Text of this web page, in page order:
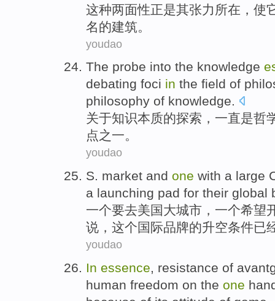
这种两面性正是其张力所在， 使
名的建筑 。
youdao
The probe into the knowledge
debating foci in the field of
philosophy of knowledge.
关于知识本质的探索 ，一直是哲
点之一。
youdao
S. market and one with a large
a launching pad for their global
一个要去美国大城市， 一个希望
说 ，这个国际品牌的升空条件已
youdao
In essence, resistance of
human freedom on the one